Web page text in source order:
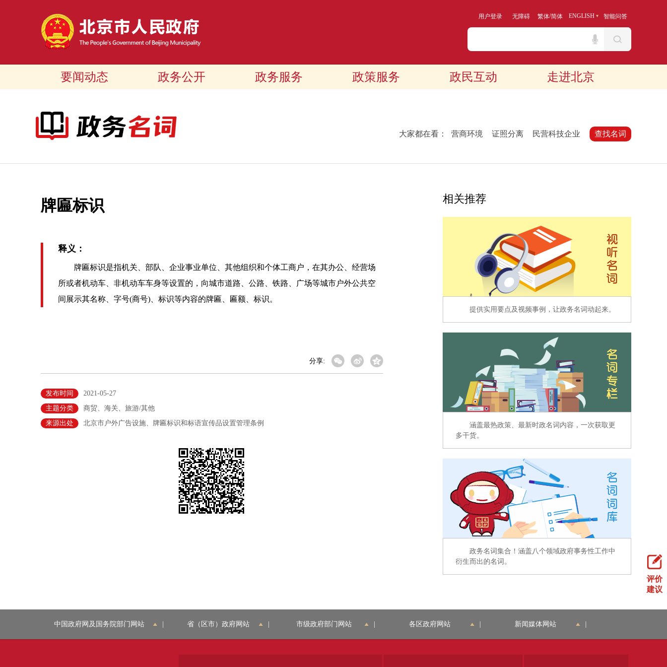
用户登录 无障碍 繁体/简体 ENGLISH 智能问答
要闻动态 政务公开 政务服务 政策服务 政民互动 走进北京
大家都在看： 营商环境 证照分离 民营科技企业 查找名词
牌匾标识
释义：
牌匾标识是指机关、部队、企业事业单位、其他组织和个体工商户，在其办公、经营场
所或者机动车、非机动车车身等设置的，向城市道路、公路、铁路、广场等城市户外公共空
间展示其名称、字号(商号)、标识等内容的牌匾、匾额、标识。
分享:
发布时间
2021-05-27
主题分类
商贸、海关、旅游/其他
来源出处
北京市户外广告设施、牌匾标识和标语宣传品设置管理条例
相关推荐
提供实用要点及视频事例，让政务名词动起来。
涵盖最热政策、最新时政名词内容，一次获取更
多干货。
政务名词集合！涵盖八个领域政府事务性工作中
衍生而出的名词。
评价
建议
中国政府网及国务院部门网站 省（区市）政府网站 市级政府部门网站 各区政府网站 新闻媒体网站